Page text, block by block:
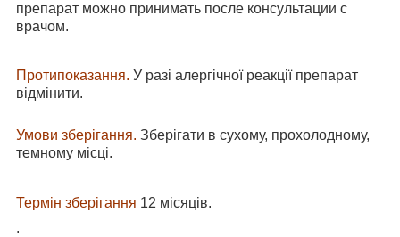
препарат можно принимать после консультации с
врачом.
Протипоказання. У разі алергічної реакції препарат
відмінити.
Умови зберігання. Зберігати в сухому, прохолодному,
темному місці.
Термін зберігання 12 місяців.
.